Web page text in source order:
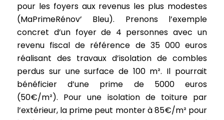
pour les foyers aux revenus les plus modestes
(MaPrimeRénov’ Bleu). Prenons l’exemple
concret d’un foyer de 4 personnes avec un
revenu fiscal de référence de 35 000 euros
réalisant des travaux d’isolation de combles
perdus sur une surface de 100 m². Il pourrait
bénéficier d’une prime de 5000 euros
(50€/m²). Pour une isolation de toiture par
l’extérieur, la prime peut monter à 85€/m² pour